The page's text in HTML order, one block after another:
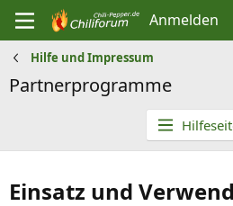
Anmelden
Hilfe und Impressum
Partnerprogramme
Einsatz und